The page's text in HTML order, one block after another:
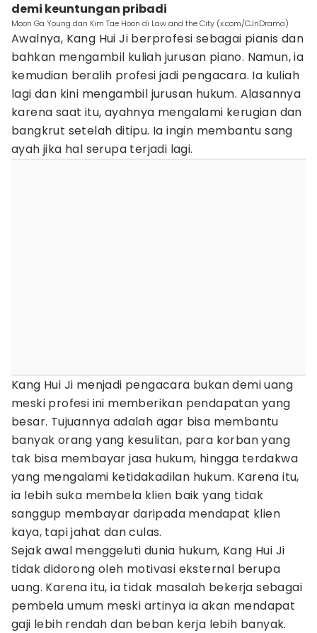
demi keuntungan pribadi
Moon Ga Young dan Kim Tae Hoon di Law and the City (x.com/CJnDrama)
Awalnya, Kang Hui Ji berprofesi sebagai pianis dan
bahkan mengambil kuliah jurusan piano. Namun, ia
kemudian beralih profesi jadi pengacara. Ia kuliah
lagi dan kini mengambil jurusan hukum. Alasannya
karena saat itu, ayahnya mengalami kerugian dan
bangkrut setelah ditipu. Ia ingin membantu sang
ayah jika hal serupa terjadi lagi.
Kang Hui Ji menjadi pengacara bukan demi uang
meski profesi ini memberikan pendapatan yang
besar. Tujuannya adalah agar bisa membantu
banyak orang yang kesulitan, para korban yang
tak bisa membayar jasa hukum, hingga terdakwa
yang mengalami ketidakadilan hukum. Karena itu,
ia lebih suka membela klien baik yang tidak
sanggup membayar daripada mendapat klien
kaya, tapi jahat dan culas.
Sejak awal menggeluti dunia hukum, Kang Hui Ji
tidak didorong oleh motivasi eksternal berupa
uang. Karena itu, ia tidak masalah bekerja sebagai
pembela umum meski artinya ia akan mendapat
gaji lebih rendah dan beban kerja lebih banyak.